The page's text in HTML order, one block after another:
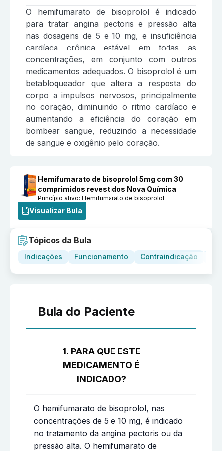
O hemifumarato de bisoprolol é indicado
para tratar angina pectoris e pressão alta
nas dosagens de 5 e 10 mg, e insuficiência
cardíaca crônica estável em todas as
concentrações, em conjunto com outros
medicamentos adequados. O bisoprolol é um
betabloqueador que altera a resposta do
corpo a impulsos nervosos, principalmente
no coração, diminuindo o ritmo cardíaco e
aumentando a eficiência do coração em
bombear sangue, reduzindo a necessidade
de sangue e oxigênio pelo coração.
Hemifumarato de bisoprolol 5mg com 30
comprimidos revestidos Nova Química
Princípio ativo:Hemifumarato de bisoprolol
Visualizar Bula
Tópicos da Bula
Indicações Funcionamento Contraindicação
Bula do Paciente
1. PARA QUE ESTE
MEDICAMENTO É
INDICADO?
O hemifumarato de bisoprolol, nas
concentrações de 5 e 10 mg, é indicado
no tratamento da angina pectoris ou da
pressão alta. O hemifumarato de